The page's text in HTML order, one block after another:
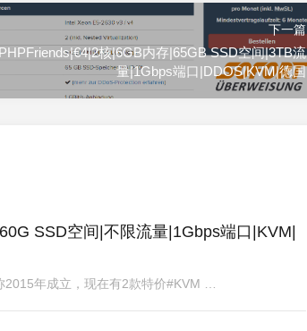
下一篇
PHPFriends|€4|2核|6GB内存|65GB SSD空间|3TB流
量|1Gbps端口|DDOS|KVM|德国
SSD空间|不限流量|1Gbps端口|KVM|
年成立，现在有2款特价#KVM …